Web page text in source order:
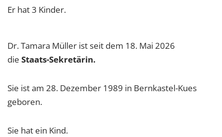
Er hat 3 Kinder.
Dr. Tamara Müller ist seit dem 18. Mai 2026
die Staats-Sekretärin.
Sie ist am 28. Dezember 1989 in Bernkastel-Kues
geboren.
Sie hat ein Kind.